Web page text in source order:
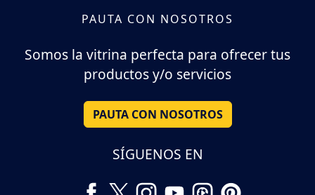
PAUTA CON NOSOTROS
Somos la vitrina perfecta para ofrecer tus
productos y/o servicios
PAUTA CON NOSOTROS
SÍGUENOS EN